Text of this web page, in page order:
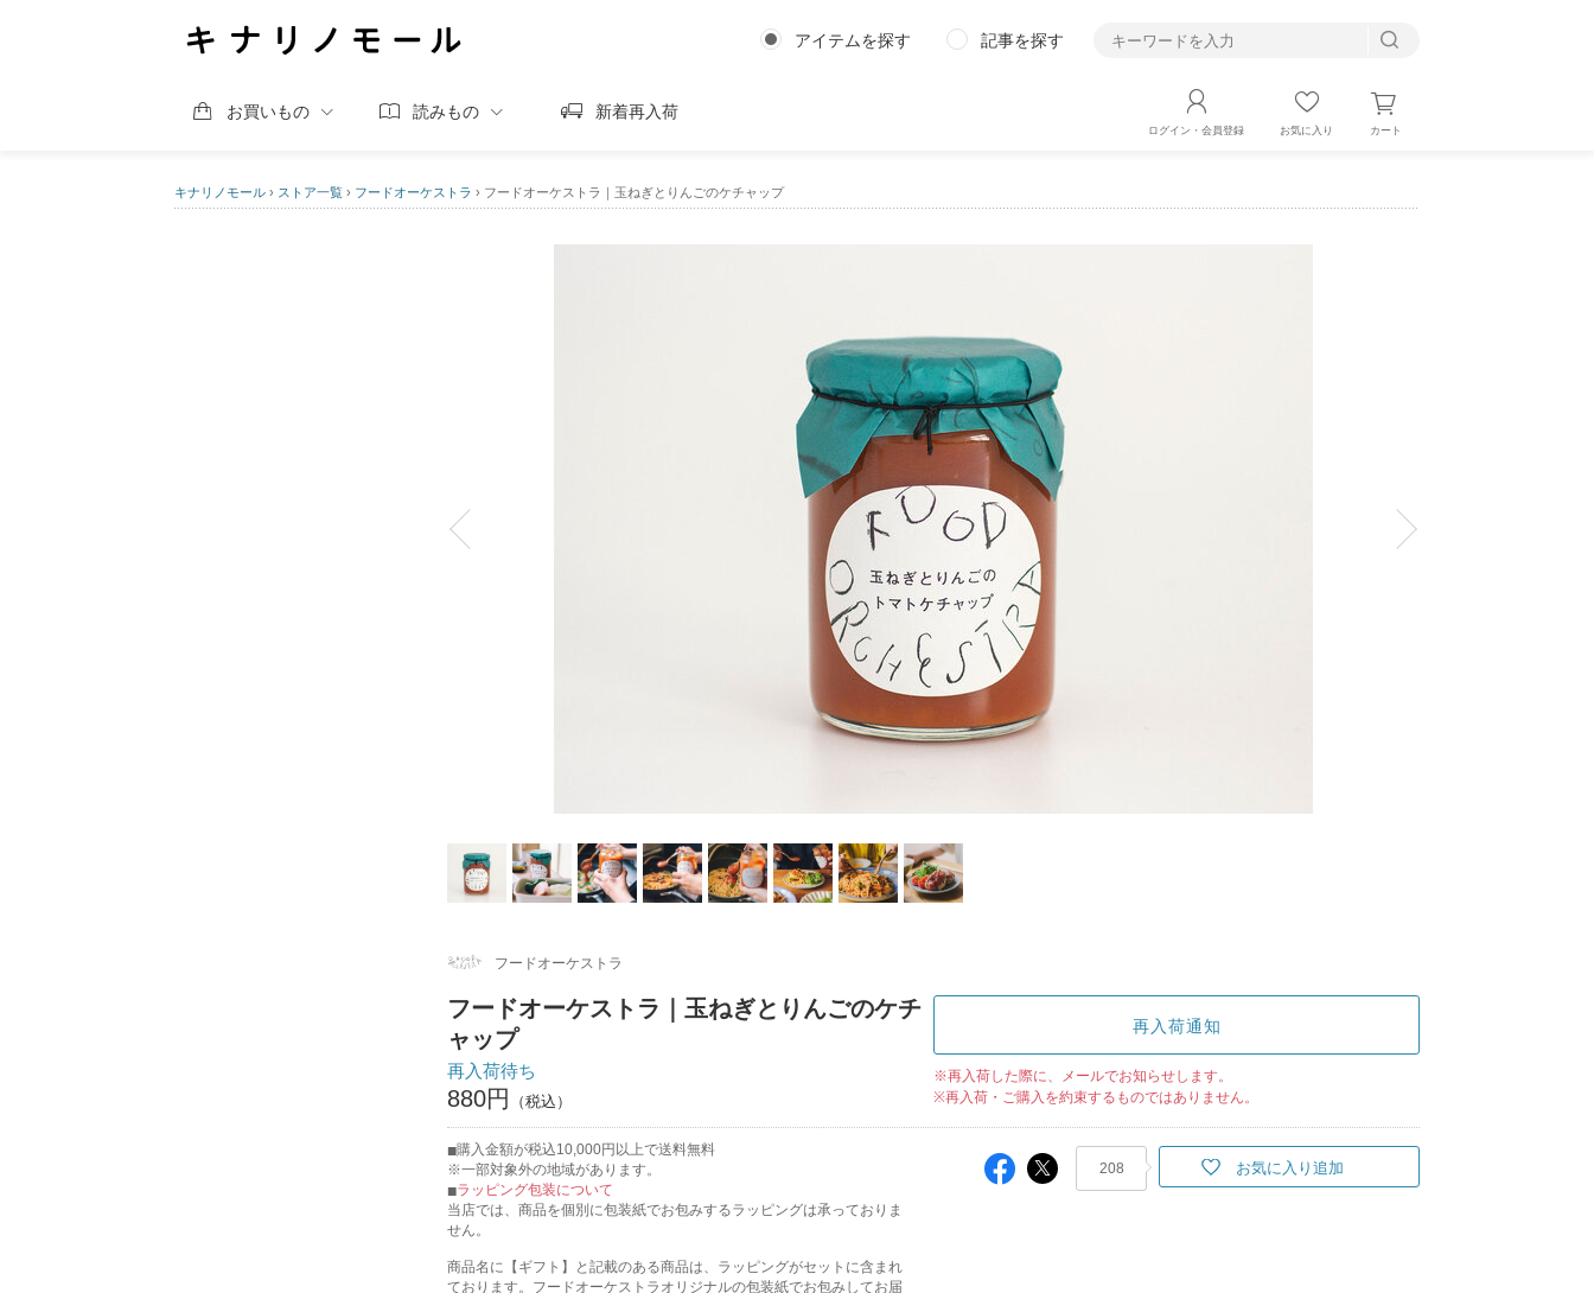
アイテムを探す 記事を探す
お買いもの 読みもの 新着再入荷
ログイン・会員登録 お気に入り カート
キナリノモール › ストア一覧 › フードオーケストラ › フードオーケストラ｜玉ねぎとりんごのケチャップ
フードオーケストラ
フードオーケストラ｜玉ねぎとりんごのケチ
ャップ
再入荷待ち
880円
再入荷通知
※再入荷した際に、メールでお知らせします。
※再入荷・ご購入を約束するものではありません。
購入金額が税込10,000円以上で送料無料
※一部対象外の地域があります。
ラッピング包装について
当店では、商品を個別に包装紙でお包みするラッピングは承っておりま
せん。
商品名に【ギフト】と記載のある商品は、ラッピングがセットに含まれ
ております。フードオーケストラオリジナルの包装紙でお包みしてお届
208 お気に入り追加